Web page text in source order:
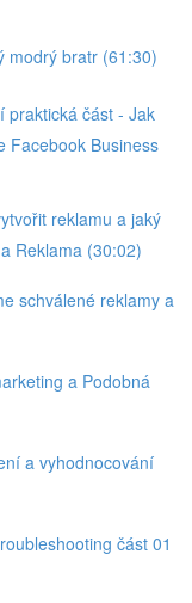
modrý bratr (61:30)
praktická část - Jak
Facebook Business
reklamu a jaký
Reklama (30:02)
schválené reklamy a
a Podobná
a vyhodnocování
část 01